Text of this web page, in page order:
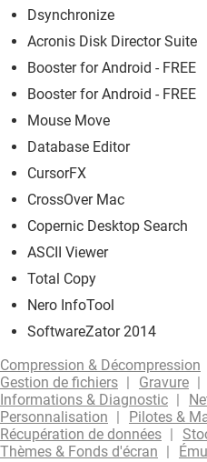
Dsynchronize
Acronis Disk Director Suite
Booster for Android - FREE
Booster for Android - FREE
Mouse Move
Database Editor
CursorFX
CrossOver Mac
Copernic Desktop Search
ASCII Viewer
Total Copy
Nero InfoTool
SoftwareZator 2014
Compression & Décompression
Gestion de fichiers
Gravure
Informations & Diagnostic
Personnalisation
Pilotes &
Récupération de données
Thèmes & Fonds d'écran